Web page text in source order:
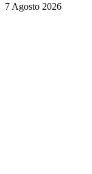
7 Agosto 2026